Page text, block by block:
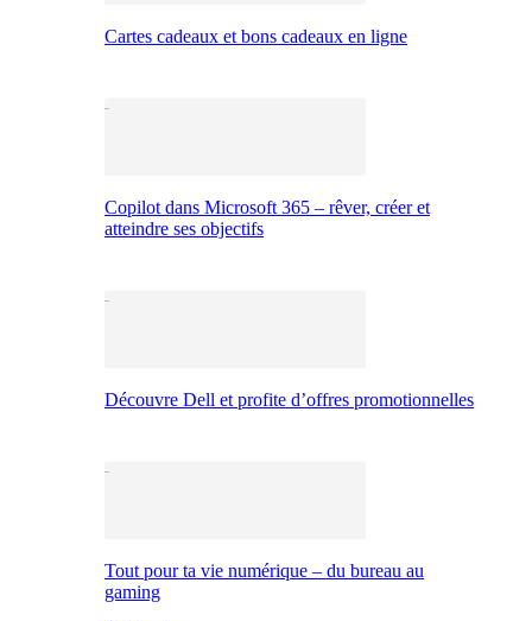
Cartes cadeaux et bons cadeaux en ligne
Copilot dans Microsoft 365 – rêver, créer et
atteindre ses objectifs
Découvre Dell et profite d’offres promotionnelles
Tout pour ta vie numérique – du bureau au
gaming